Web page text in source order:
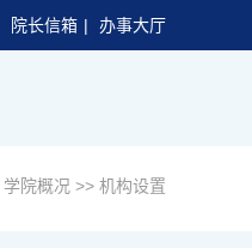
院长信箱 | 办事大厅
学院概况 >> 机构设置